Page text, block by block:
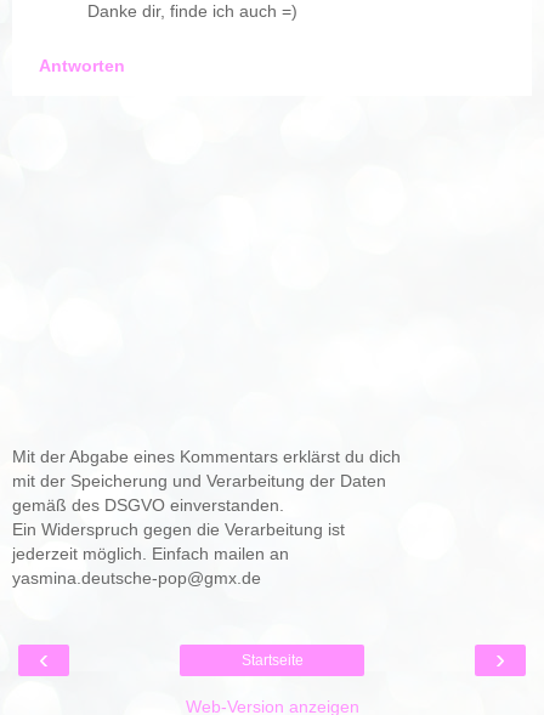
Danke dir, finde ich auch =)
Antworten
Mit der Abgabe eines Kommentars erklärst du dich
mit der Speicherung und Verarbeitung der Daten
gemäß des DSGVO einverstanden.
Ein Widerspruch gegen die Verarbeitung ist
jederzeit möglich. Einfach mailen an
yasmina.deutsche-pop@gmx.de
‹ ›
Startseite
Web-Version anzeigen